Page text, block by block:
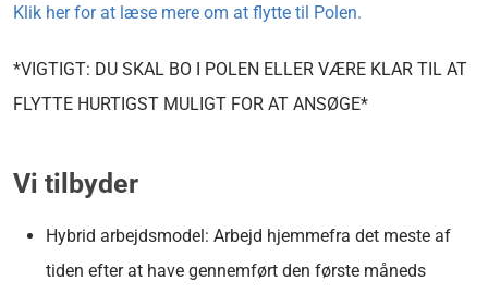
Klik her for at læse mere om at flytte til Polen.
*VIGTIGT: DU SKAL BO I POLEN ELLER VÆRE KLAR TIL AT
FLYTTE HURTIGST MULIGT FOR AT ANSØGE*
Vi tilbyder
Hybrid arbejdsmodel: Arbejd hjemmefra det meste af
tiden efter at have gennemført den første måneds